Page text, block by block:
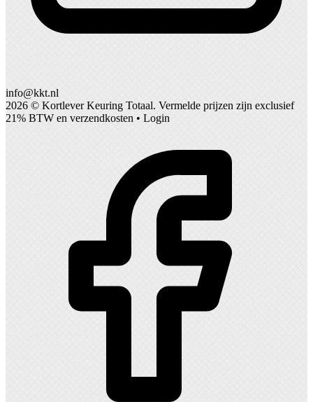
info@kkt.nl
2026 © Kortlever Keuring Totaal. Vermelde prijzen zijn exclusief
21% BTW en verzendkosten • Login